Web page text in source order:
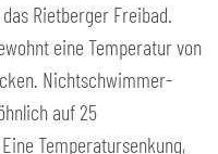
Rietberger Freibad.
eine Temperatur von
Nichtschwimmer-
auf 25
Temperatursenkung,